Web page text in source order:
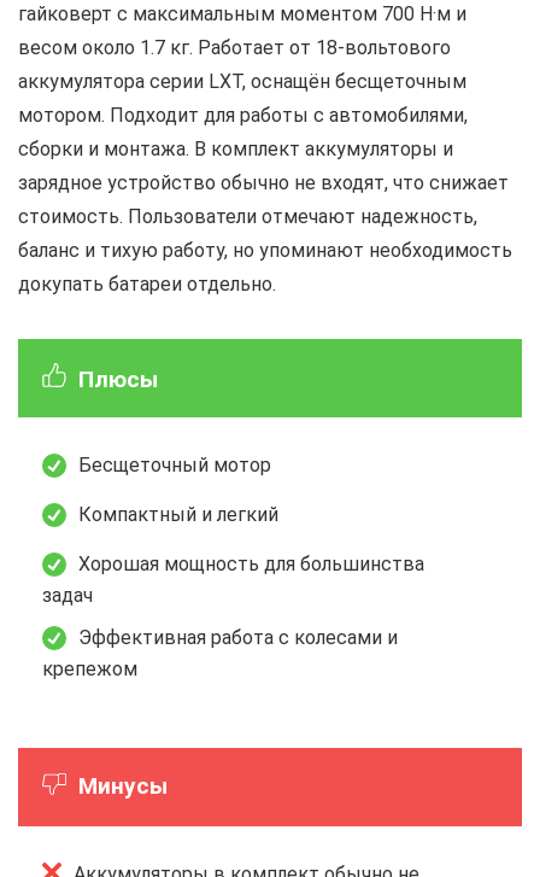
гайковерт с максимальным моментом 700 Н·м и
весом около 1.7 кг. Работает от 18-вольтового
аккумулятора серии LXT, оснащён бесщеточным
мотором. Подходит для работы с автомобилями,
сборки и монтажа. В комплект аккумуляторы и
зарядное устройство обычно не входят, что снижает
стоимость. Пользователи отмечают надежность,
баланс и тихую работу, но упоминают необходимость
докупать батареи отдельно.
Плюсы
Бесщеточный мотор
Компактный и легкий
Хорошая мощность для большинства
задач
Эффективная работа с колесами и
крепежом
Минусы